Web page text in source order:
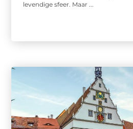
levendige sfeer. Maar ...